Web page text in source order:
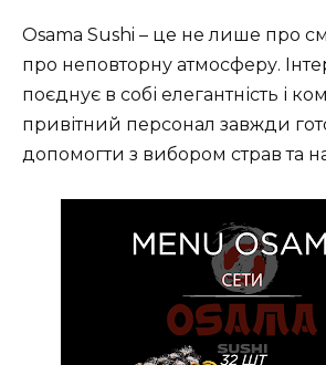
Osama Sushi – це не лише про
про неповторну атмосферу.
поєднує в собі елегантність і
привітний персонал завжди
допомогти з вибором страв та